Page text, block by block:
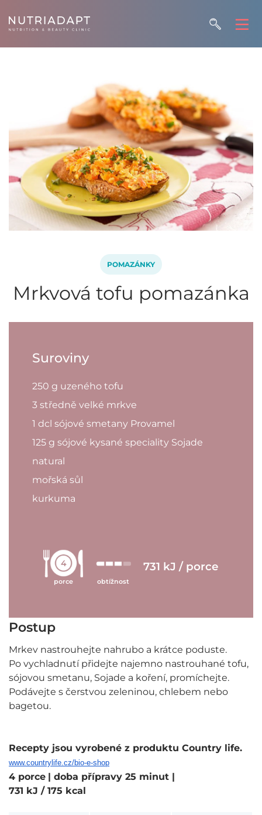
POMAZÁNKY
Mrkvová tofu pomazánka
Suroviny
250 g uzeného tofu
3 středně velké mrkve
1 dcl sójové smetany Provamel
125 g sójové kysané speciality Sojade
natural
mořská sůl
kurkuma
4
porce obtížnost
731 kJ / porce
Postup
Mrkev nastrouhejte nahrubo a krátce poduste.
Po vychladnutí přidejte najemno nastrouhané tofu,
sójovou smetanu, Sojade a koření, promíchejte.
Podávejte s čerstvou zeleninou, chlebem nebo
bagetou.
Recepty jsou vyrobené z produktu Country life.
www.countrylife.cz/bio-e-shop
4 porce | doba přípravy 25 minut |
731 kJ / 175 kcal